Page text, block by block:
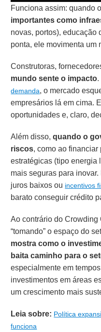
Funciona assim: quando
importantes como
novas, portos),
ponta, ele movimenta um
Construtoras,
mundo sente o impacto
demanda, o mercado
empresários lá em cima.
oportunidades e, claro,
Além disso,quando o
riscos, como ao
estratégicas (tipo energia
mais seguras para
juros baixos ou incentivos
barato conseguir crédito
Ao contrário do
“tomando” o espaço do
mostra como o
baita caminho para o
especialmente em
investimentos em áreas
um crescimento mais
Leia sobre: Política
funciona